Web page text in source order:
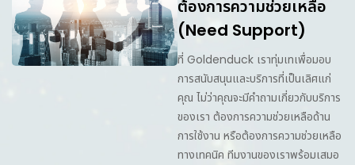
ต้องการความช่วยเหลือ
(Need Support)
ที่ Goldenduck เราทุ่มเทเพื่อมอบ
การสนับสนุนและบริการที่เป็นเลิศแก่
คุณ ไม่ว่าคุณจะมีคำถามเกี่ยวกับบริการ
ของเรา ต้องการความช่วยเหลือด้าน
การใช้งาน หรือต้องการความช่วยเหลือ
ทางเทคนิค ทีมงานของเราพร้อมเสมอ